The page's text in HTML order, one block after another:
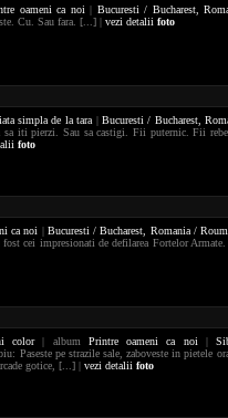
oameni ca noi | Bucuresti / Bucharest,
Cu. Sau fara. [...] | vezi detalii foto
simpla de la tara | Bucuresti / Bucharest,
iti pierzi. Sau sa castigi. Fii puternic. Fii
foto
ca noi | Bucuresti / Bucharest, Romania /
cei impresionati de defilarea Fortelor
color| album Printre oameni ca noi |
Paseste pe strazile sale, zaboveste in pietele
gotice, [...] | vezi detalii foto